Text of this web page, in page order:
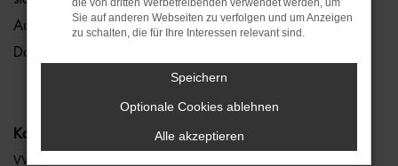
Autokauf Ihre eigenen vier Wände zu verlassen. Klingt gut?
Dann kontaktieren Sie uns noch heute.
Kategorie
VW ID.3 Berlin
die von dritten Werbetreibenden verwendet werden, um
Sie auf anderen Webseiten zu verfolgen und um Anzeigen
zu schalten, die für Ihre Interessen relevant sind.
Speichern
Optionale Cookies ablehnen
Alle akzeptieren